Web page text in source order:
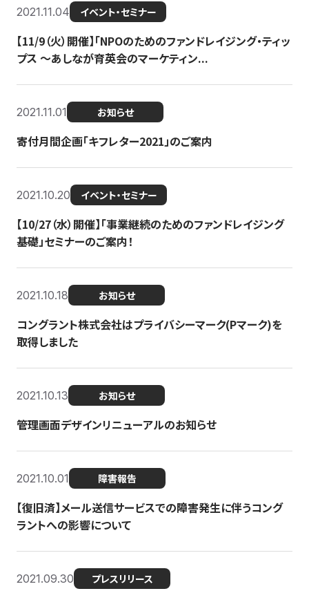
2021.11.04 イベント・セミナー
【11/9（火）開催】「NPOのためのファンドレイジング・ティッ
プス 〜あしなが育英会のマーケティン...
2021.11.01 お知らせ
寄付月間企画「キフレター2021」のご案内
2021.10.20 イベント・セミナー
【10/27（水）開催】「事業継続のためのファンドレイジング
基礎」セミナーのご案内！
2021.10.18 お知らせ
コングラント株式会社はプライバシーマーク(Pマーク)を
取得しました
2021.10.13 お知らせ
管理画面デザインリニューアルのお知らせ
2021.10.01 障害報告
【復旧済】メール送信サービスでの障害発生に伴うコング
ラントへの影響について
2021.09.30 プレスリリース